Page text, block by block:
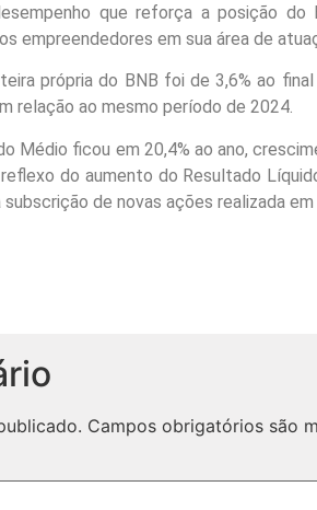
que reforça a posição
empreendedores em sua área de
própria do BNB foi de 3,6% ao
relação ao mesmo período de 2024.
Médio ficou em 20,4% ao ano,
do aumento do Resultado
de novas ações realizada
Campos obrigatórios são